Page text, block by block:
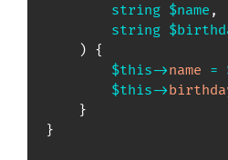
string $name ,
string
) {
$this->name =
$this->
}
}